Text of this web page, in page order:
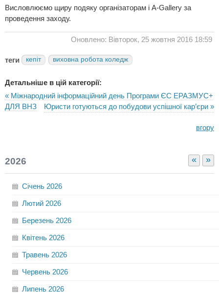
Висловлюємо щиру подяку організаторам і А-Gallery за
проведення заходу.
Оновлено: Вівторок, 25 жовтня 2016 18:59
теги кепіт виховна робота коледж
Детальніше в цій категорії:
« Міжнародний інформаційний день Програми ЄС ЕРАЗМУС+
ДЛЯ ВНЗ
Юристи готуються до побудови успішної кар’єри »
вгору
« »
2026
Січень 2026
Лютий 2026
Березень 2026
Квітень 2026
Травень 2026
Червень 2026
Липень 2026